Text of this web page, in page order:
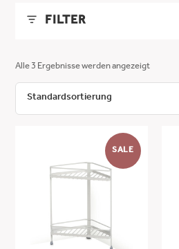
FILTER
ANWENDEN
MIN
FARBE
naturweiß
MATERIAL
Alle 3 Ergebnisse werden angezeigt
SALE